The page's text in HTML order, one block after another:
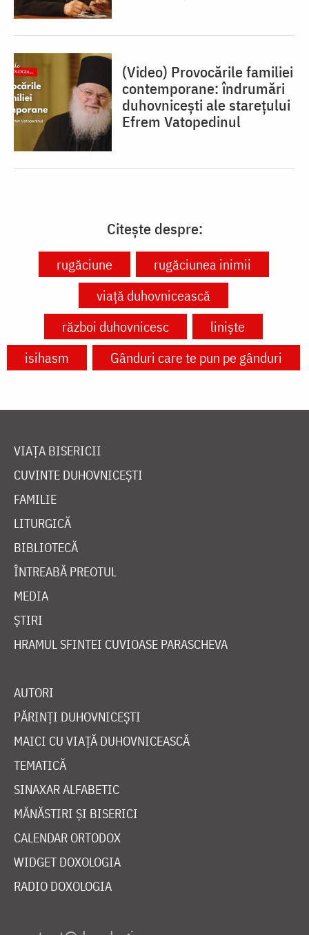
(Video) Provocările familiei
contemporane: îndrumări
duhovnicești ale starețului
Efrem Vatopedinul
Citește despre:
rugăciune
rugăciunea inimii
viață duhovnicească
război duhovnicesc
liniște
isihasm
Gânduri care te pun pe gânduri
VIAȚA BISERICII
CUVINTE DUHOVNICEȘTI
FAMILIE
LITURGICĂ
BIBLIOTECĂ
ÎNTREABĂ PREOTUL
MEDIA
ȘTIRI
HRAMUL SFINTEI CUVIOASE PARASCHEVA
AUTORI
PĂRINȚI DUHOVNICEȘTI
MAICI CU VIAȚĂ DUHOVNICEASCĂ
TEMATICĂ
SINAXAR ALFABETIC
MĂNĂSTIRI ȘI BISERICI
CALENDAR ORTODOX
WIDGET DOXOLOGIA
RADIO DOXOLOGIA